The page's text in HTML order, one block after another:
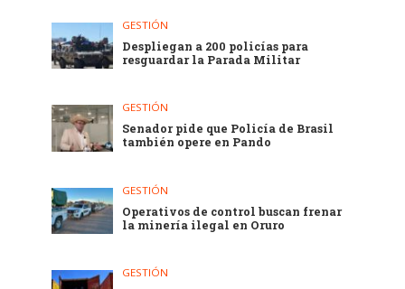
GESTIÓN
Despliegan a 200 policías para
resguardar la Parada Militar
GESTIÓN
Senador pide que Policía de Brasil
también opere en Pando
GESTIÓN
Operativos de control buscan frenar
la minería ilegal en Oruro
GESTIÓN